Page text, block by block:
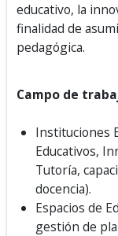
educativo, la
finalidad de
pedagógica.
Campo de
Instituciones
Educativos,
Tutoría,
docencia).
Espacios de
gestión de